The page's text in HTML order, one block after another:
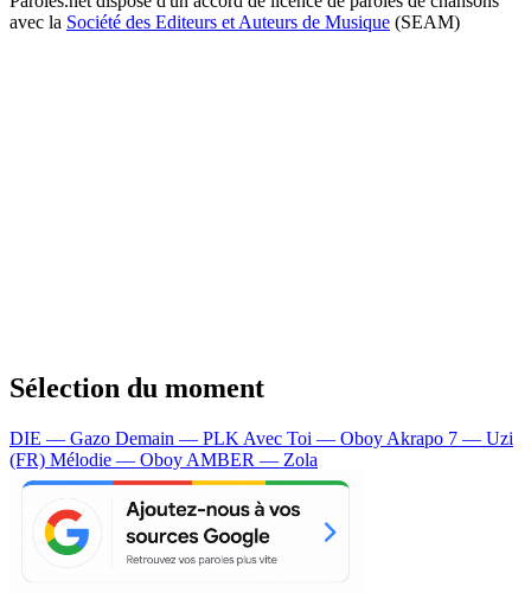
avec la Société des Editeurs et Auteurs de Musique (SEAM)
Sélection du moment
DIE — Gazo Demain — PLK Avec Toi — Oboy Akrapo 7 — Uzi
(FR) Mélodie — Oboy AMBER — Zola